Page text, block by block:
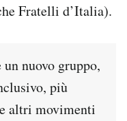
Fratelli d’Italia).
nuovo gruppo,
più
altri movimenti